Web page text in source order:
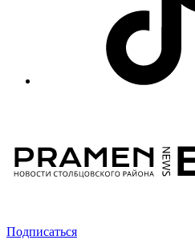
Подписаться